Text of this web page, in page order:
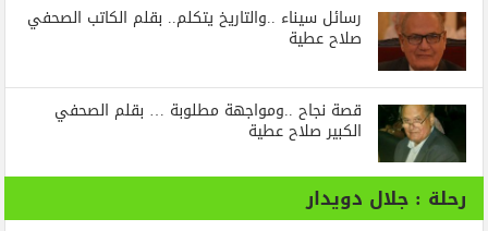
رسائل‭ ‬سيناء‭.. ‬والتاريخ‭ ‬يتكلم.. بقلم الكاتب الصحفي
صلاح عطية
قصة نجاح ..ومواجهة مطلوبة … بقلم الصحفي
الكبير صلاح عطية
رحلة : جلال دويدار